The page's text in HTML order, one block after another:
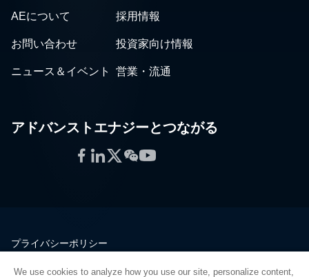
AEについて 採用情報
お問い合わせ 投資家向け情報
ニュース＆イベント 営業・流通
アドバンストエナジーとつながる
Facebook
LinkedIn
Twitter
WeChat
YouTube
プライバシーポリシー
We use cookies to analyze how you use our site, personalize content,